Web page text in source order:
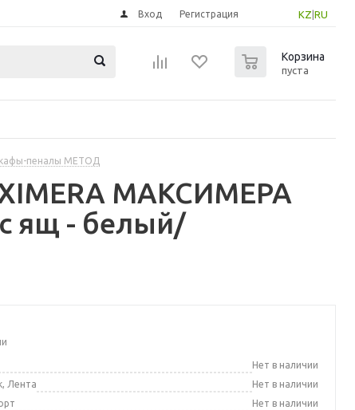
KZ RU
Вход Регистрация
Корзина
пуста
пеналы МЕТОД
МАКСИМЕРА
ящ - белый/
Нет в наличии
Лента
Нет в наличии
Нет в наличии